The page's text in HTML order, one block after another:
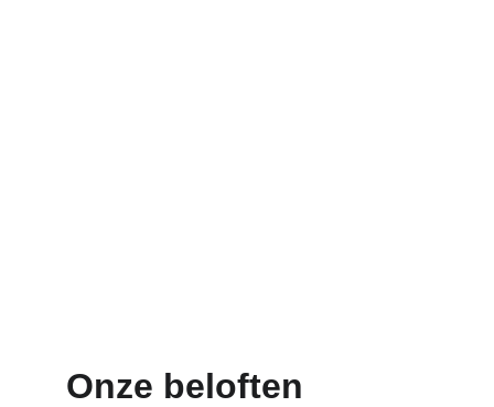
Onze beloften